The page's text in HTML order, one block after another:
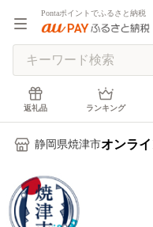
Pontaポイントでふるさと納税
返礼品 ランキング
静岡県焼津市オンラ